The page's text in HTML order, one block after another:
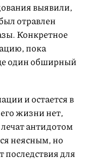
выявили,
отравлен
Конкретное
пока
один обширный
и остается в
жизни нет,
антидотом
неясным, но
для